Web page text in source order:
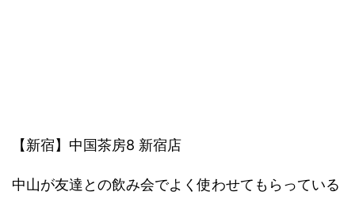
【新宿】中国茶房8 新宿店
中山が友達との飲み会でよく使わせてもらっている